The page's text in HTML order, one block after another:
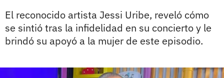
El reconocido artista Jessi Uribe, reveló cómo
se sintió tras la infidelidad en su concierto y le
brindó su apoyó a la mujer de este episodio.